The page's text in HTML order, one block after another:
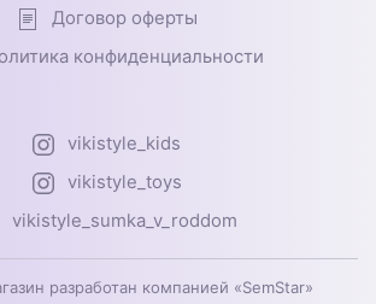
Договор оферты
конфиденциальности
vikistyle_kids
vikistyle_toys
vikistyle_sumka_v_roddom
разработан компанией «SemStar»